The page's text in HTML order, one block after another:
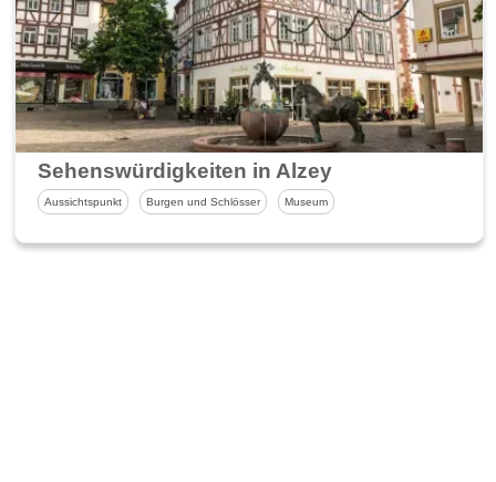
Sehenswürdigkeiten in Alzey
Aussichtspunkt Burgen und Schlösser Museum